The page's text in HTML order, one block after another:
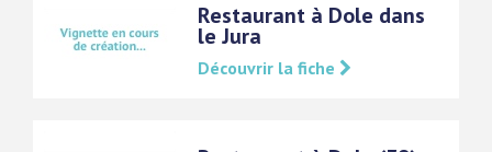
Restaurant à Dole dans
le Jura
Découvrir la fiche